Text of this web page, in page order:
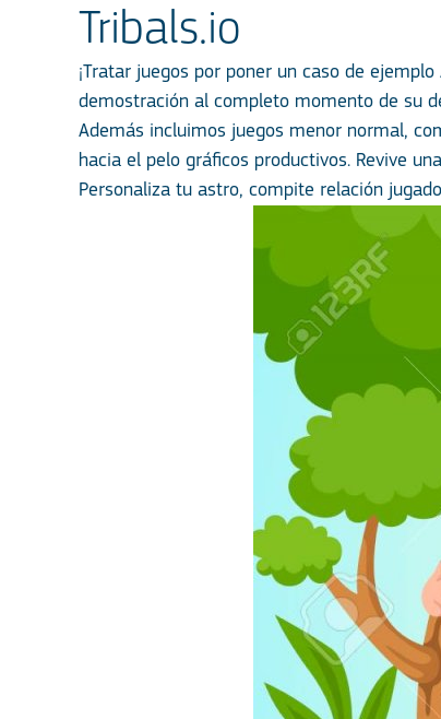
Tribals.io
¡Tratar juegos por poner un caso de
demostración al completo momento de su
Además incluimos juegos menor normal,
hacia el pelo gráficos productivos. Revive
Personaliza tu astro, compite relación